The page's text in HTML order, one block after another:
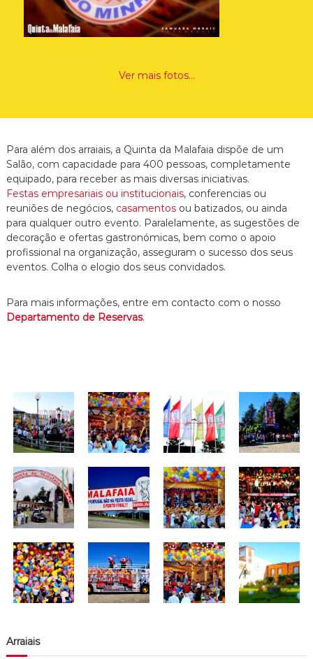
Ver mais fotos…
Para além dos arraiais, a Quinta da Malafaia dispõe de um
Salão, com capacidade para 400 pessoas, completamente
equipado, para receber as mais diversas iniciativas.
Festas empresariais ou institucionais, conferencias ou
reuniões de negócios, casamentosou batizados, ou ainda
para qualquer outro evento. Paralelamente, as sugestões de
decoração e ofertas gastronómicas, bem como o apoio
profissional na organização, asseguram o sucesso dos seus
eventos. Colha o elogio dos seus convidados.
Para mais informações, entre em contacto com o nosso
Departamento de Reservas.
Arraiais